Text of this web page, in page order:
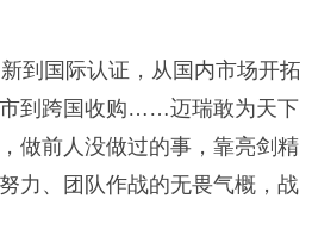
到国际认证，从国内市场开拓
到跨国收购……迈瑞敢为天下
做前人没做过的事，靠亮剑精
力、团队作战的无畏气概，战